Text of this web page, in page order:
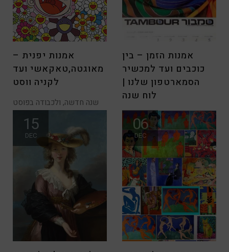
אמנות יפנית –
מאוגטה,טאקאשי ועד
לקניה ווסט
שנה חדשה, ולכבודה בפוסט
הבא אציג עיצוב חדש…
מוזמנים להירשם
אמנות הזמן – בין
כוכבים ועד למכשיר
הסמארטפון שלנו |
לוח שנה
לקראת השנה האזרחית
החדשה 2016!!! מדהים לחשוב
שעד לפני מספר שנים
15
DEC 06
DEC